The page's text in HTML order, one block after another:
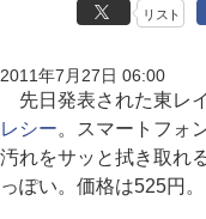
リスト
2011年7月27日 06:00
先日発表された東レ
レシー。スマートフォ
汚れをサッと拭き取れ
っぽい。価格は525円。